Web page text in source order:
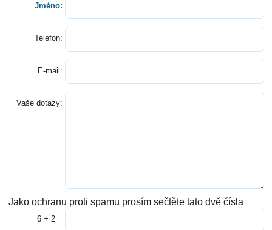
Jméno:
Telefon:
E-mail:
Vaše dotazy:
Jako ochranu proti spamu prosím sečtěte tato dvě čísla
6 + 2 =